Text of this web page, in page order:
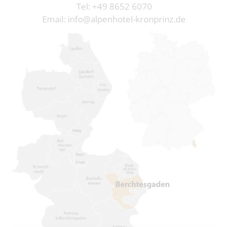
Tel: +49 8652 6070
Email: info@alpenhotel-kronprinz.de